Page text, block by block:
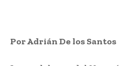
Por Adrián De los Santos